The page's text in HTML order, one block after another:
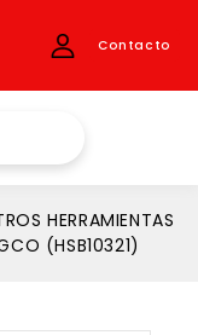
Contacto
HERRAMIENTAS
(HSB10321)